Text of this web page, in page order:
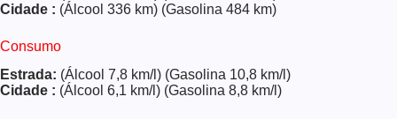
Cidade : (Álcool 336 km) (Gasolina 484 km)
Consumo
Estrada: (Álcool 7,8 km/l) (Gasolina 10,8 km/l)
Cidade : (Álcool 6,1 km/l) (Gasolina 8,8 km/l)